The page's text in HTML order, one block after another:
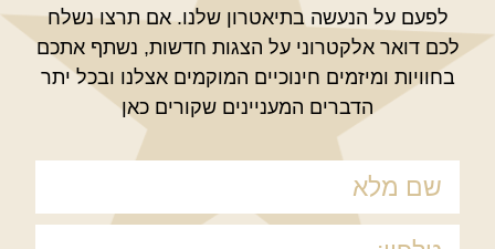
לפעם על הנעשה בתיאטרון שלנו. אם תרצו נשלח
לכם דואר אלקטרוני על הצגות חדשות, נשתף אתכם
בחוויות ומיזמים חינוכיים המוקמים אצלנו ובכל יתר
הדברים המעניינים שקורים כאן